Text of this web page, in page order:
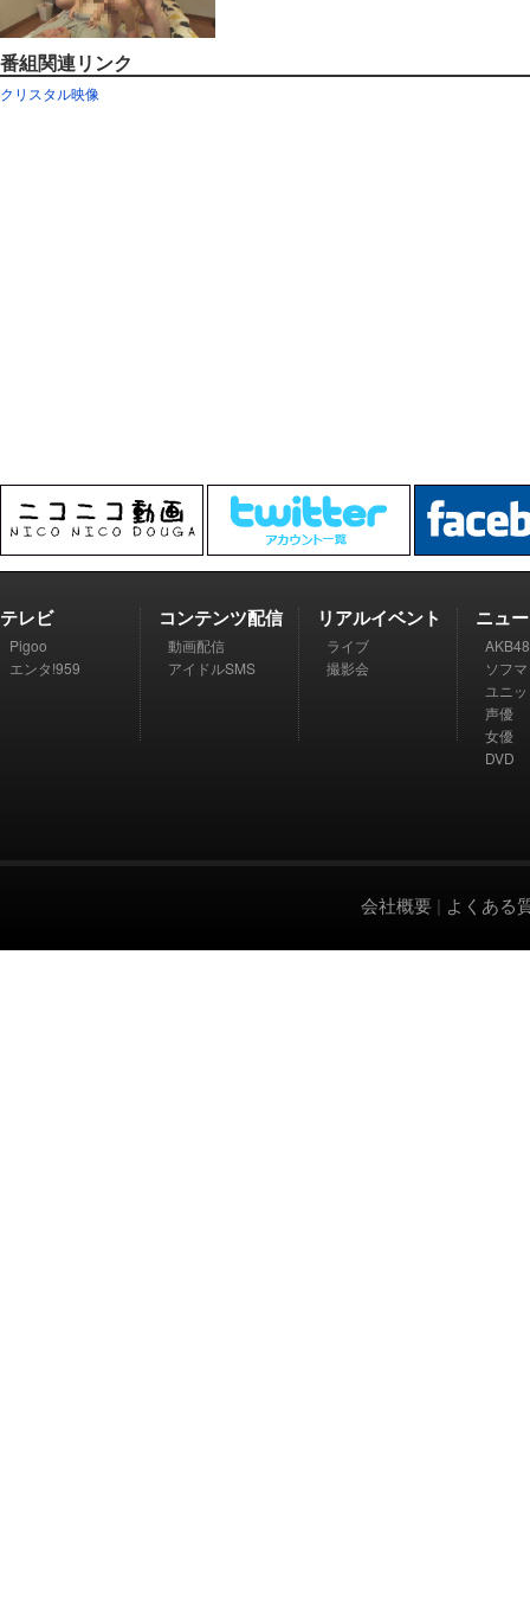
番組関連リンク
クリスタル映像
テレビ
Pigoo
エンタ!959
コンテンツ配信
動画配信
アイドルSMS
リアルイベント
ライブ
撮影会
ニュ
AKB48
ソフ
ユニ
声優
女優
DVD
会社概要 | よくある